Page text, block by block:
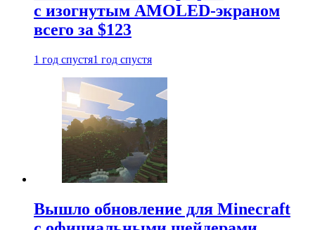
с изогнутым AMOLED-экраном
всего за $123
1 год спустя1 год спустя
Вышло обновление для Minecraft